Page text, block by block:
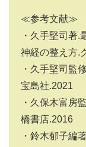
≪参考文献≫
・久手堅司著.
神経の整え方.
・久手堅司監修
宝島社.2021
・久保木富房
橋書店.2016
・鈴木郁子編